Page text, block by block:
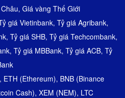
, Giá vàng Thế Giới
giá Vietinbank, Tỷ giá Agribank,
, Tỷ giá SHB, Tỷ giá Techcombank,
, Tỷ giá MBBank, Tỷ giá ACB, Tỷ
, ETH (Ethereum), BNB (Binance
Cash), XEM (NEM), LTC